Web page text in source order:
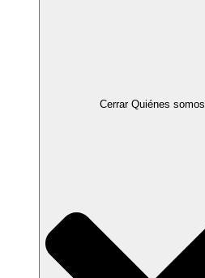
Cerrar Quiénes somos